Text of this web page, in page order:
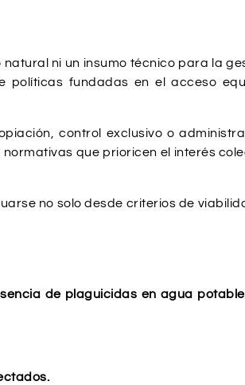
ni un insumo técnico para la
fundadas en el acceso
control exclusivo o
que prioricen el interés
no solo desde criterios de
de plaguicidas en agua